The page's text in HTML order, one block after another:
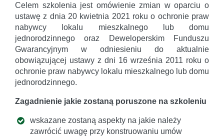
Celem szkolenia jest omówienie zmian w oparciu o
ustawę z dnia 20 kwietnia 2021 roku o ochronie praw
nabywcy lokalu mieszkalnego lub domu
jednorodzinnego oraz Deweloperskim Funduszu
Gwarancyjnym w odniesieniu do aktualnie
obowiązującej ustawy z dni 16 września 2011 roku o
ochronie praw nabywcy lokalu mieszkalnego lub domu
jednorodzinnego.
Zagadnienie jakie zostaną poruszone na szkoleniu
wskazane zostaną aspekty na jakie należy
zawrócić uwagę przy konstruowaniu umów